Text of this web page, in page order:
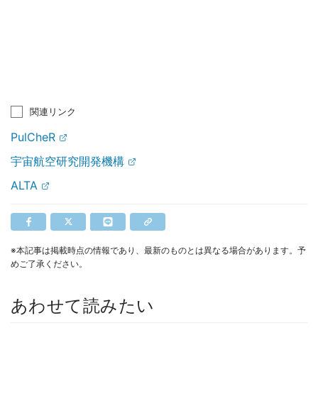
関連リンク
PulCheR
宇宙航空研究開発機構
ALTA
※本記事は掲載時点の情報であり、最新のものとは異なる場合があります。予
めご了承ください。
あわせて読みたい